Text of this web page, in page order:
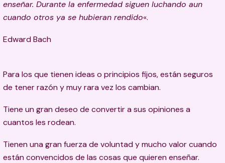
enseñar. Durante la enfermedad siguen luchando aun
cuando otros ya se hubieran rendido«.
Edward Bach
Para los que tienen ideas o principios fijos, están seguros
de tener razón y muy rara vez los cambian.
Tiene un gran deseo de convertir a sus opiniones a
cuantos les rodean.
Tienen una gran fuerza de voluntad y mucho valor cuando
están convencidos de las cosas que quieren enseñar.